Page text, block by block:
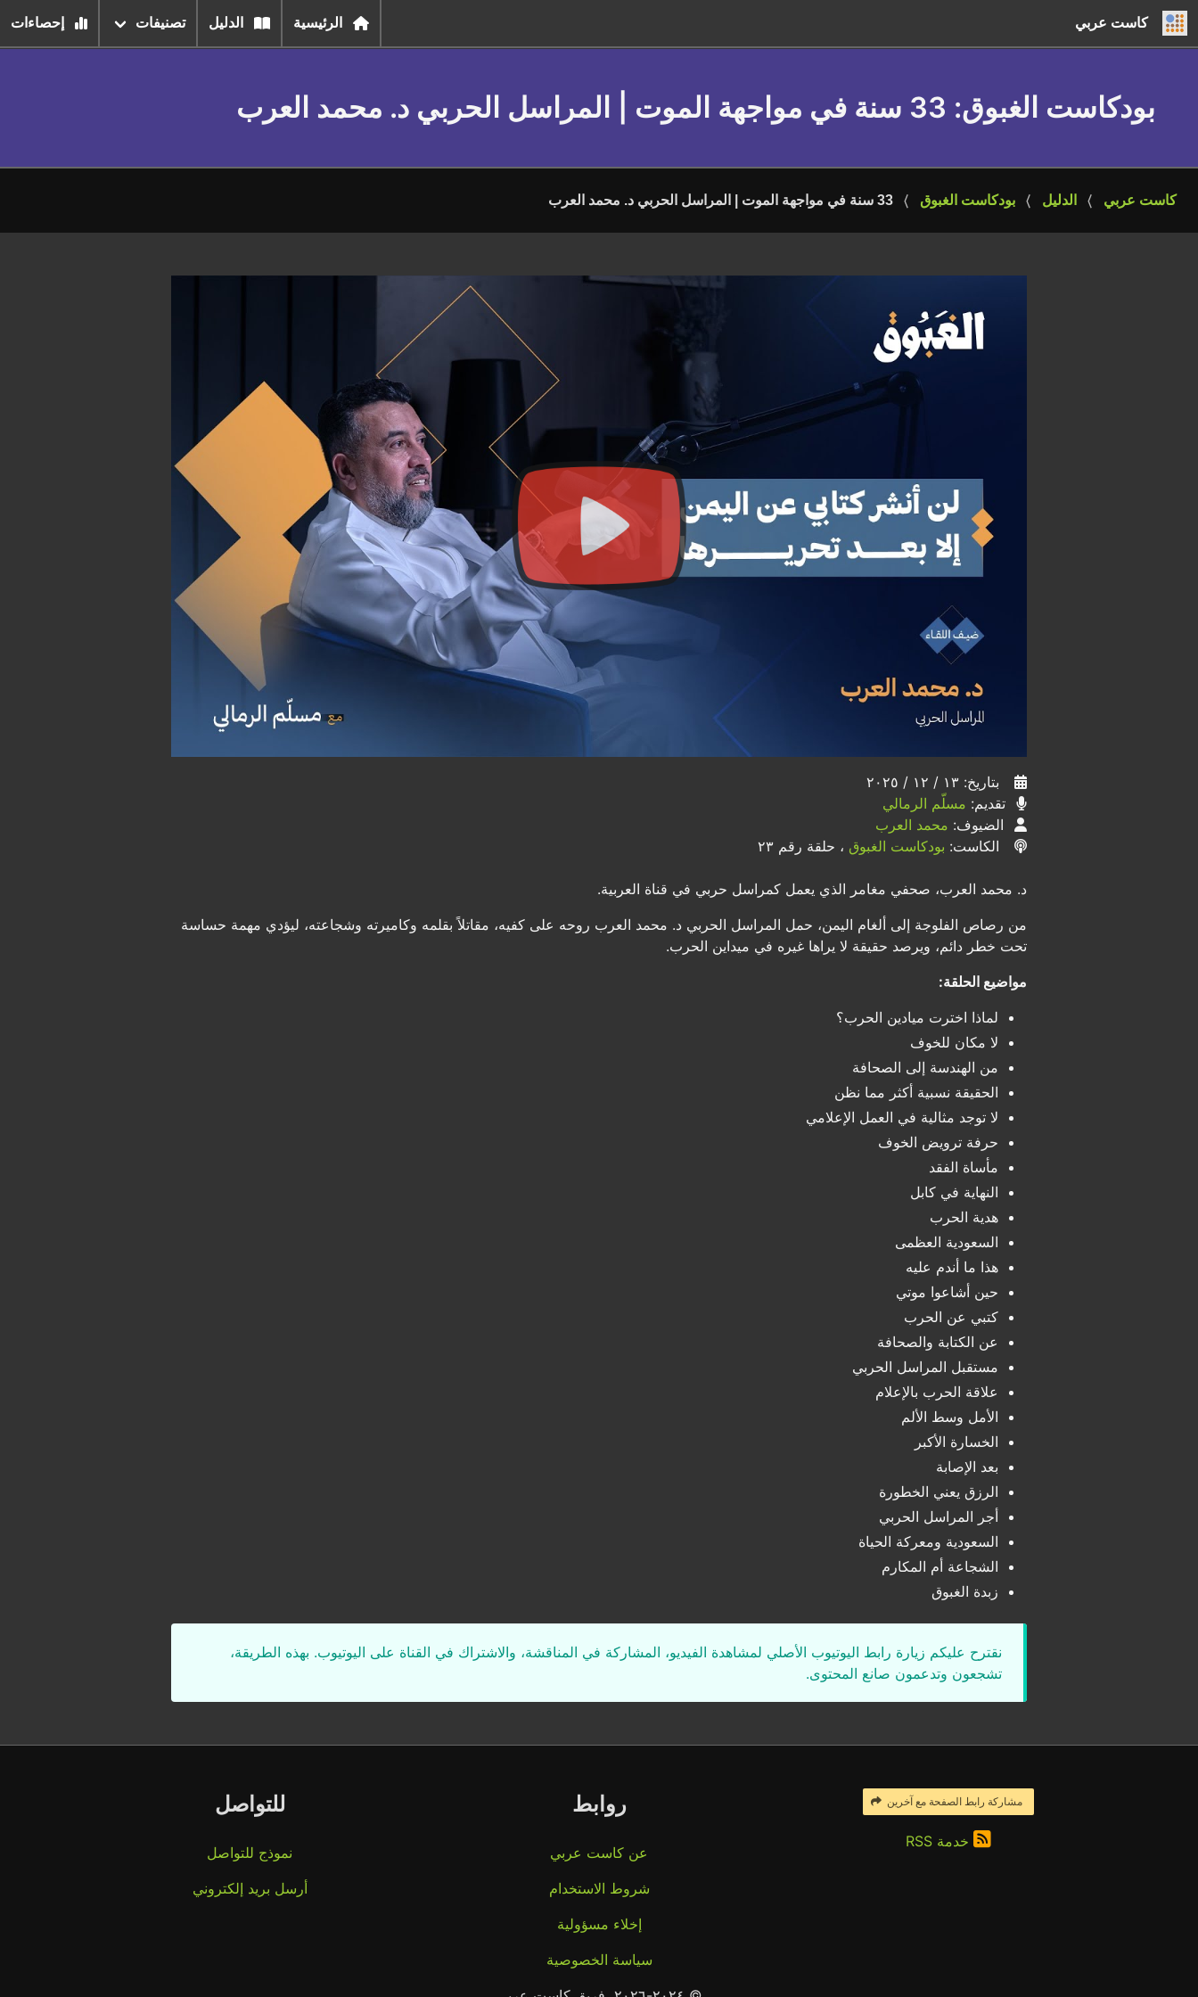
كاست عربي الرئيسية الدليل تصنيفات إحصاءات
بودكاست الغبوق: 33 سنة في مواجهة الموت | المراسل الحربي د. محمد العرب
كاست عربي الدليل بودكاست الغبوق 33 سنة في مواجهة الموت | المراسل الحربي د. محمد العرب
بتاريخ: ١٣ / ١٢ / ٢٠٢٥
تقديم: مسلّم الرمالي
الضيوف: محمد العرب
الكاست: بودكاست الغبوق ، حلقة رقم ٢٣
د. محمد العرب، صحفي مغامر الذي يعمل كمراسل حربي في قناة العربية.
من رصاص الفلوجة إلى ألغام اليمن، حمل المراسل الحربي د. محمد العرب روحه على كفيه، مقاتلاً بقلمه وكاميرته وشجاعته، ليؤدي مهمة حساسة
تحت خطر دائم، ويرصد حقيقة لا يراها غيره في ميداين الحرب.
مواضيع الحلقة:
لماذا اخترت ميادين الحرب؟
لا مكان للخوف
من الهندسة إلى الصحافة
الحقيقة نسبية أكثر مما نظن
لا توجد مثالية في العمل الإعلامي
حرفة ترويض الخوف
مأساة الفقد
النهاية في كابل
هدية الحرب
السعودية العظمى
هذا ما أندم عليه
حين أشاعوا موتي
كتبي عن الحرب
عن الكتابة والصحافة
مستقبل المراسل الحربي
علاقة الحرب بالإعلام
الأمل وسط الألم
الخسارة الأكبر
بعد الإصابة
الرزق يعني الخطورة
أجر المراسل الحربي
السعودية ومعركة الحياة
الشجاعة أم المكارم
زبدة الغبوق
نقترح عليكم زيارة رابط اليوتيوب الأصلي لمشاهدة الفيديو، المشاركة في المناقشة، والاشتراك في القناة على اليوتيوب. بهذه الطريقة،
تشجعون وتدعمون صانع المحتوى.
مشاركة رابط الصفحة مع آخرين
خدمة RSS
روابط
عن كاست عربي
شروط الاستخدام
إخلاء مسؤولية
سياسة الخصوصية
للتواصل
نموذج للتواصل
أرسل بريد إلكتروني